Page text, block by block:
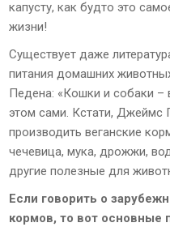
капусту, как будто это
жизни!
Существует даже
питания домашних
Педена: «Кошки и собаки –
этом сами. Кстати, Джеймс
производить веганские
чечевица, мука, дрожжи,
другие полезные для
Если говорить о
кормов, то вот основные